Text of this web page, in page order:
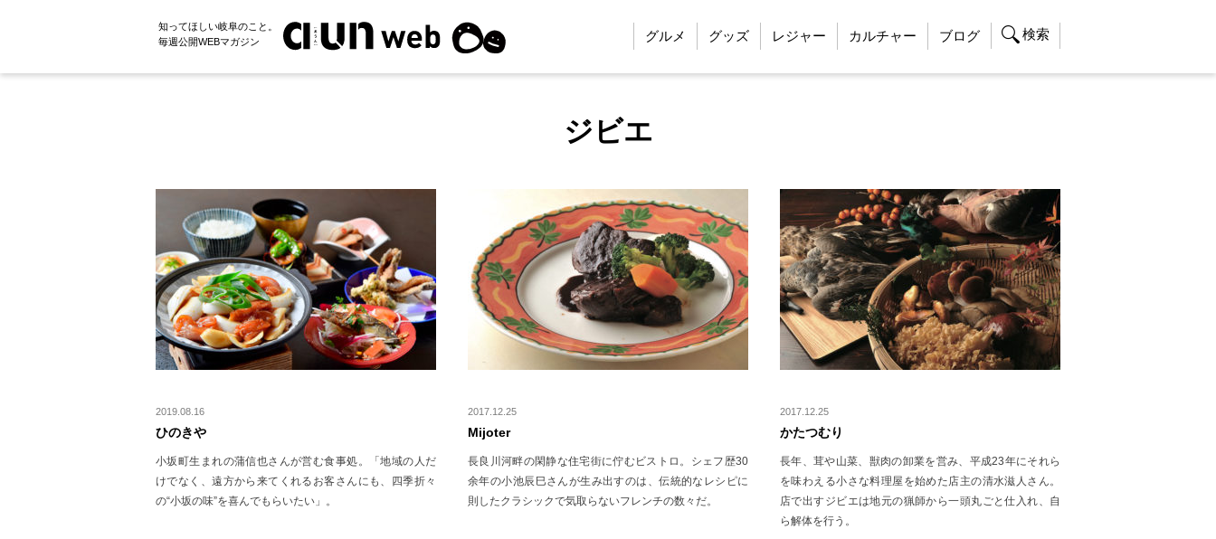
知ってほしい岐阜のこと。
毎週公開WEBマガジン
グルメ グッズ レジャー カルチャー ブログ 検索
ジビエ
2019.08.16
ひのきや
小坂町生まれの蒲信也さんが営む食事処。「地域の人だ
けでなく、遠方から来てくれるお客さんにも、四季折々
の“小坂の味”を喜んでもらいたい」。
2017.12.25
Mijoter
長良川河畔の閑静な住宅街に佇むビストロ。シェフ歴30
余年の小池辰巳さんが生み出すのは、伝統的なレシピに
則したクラシックで気取らないフレンチの数々だ。
2017.12.25
かたつむり
長年、茸や山菜、獣肉の卸業を営み、平成23年にそれら
を味わえる小さな料理屋を始めた店主の清水滋人さん。
店で出すジビエは地元の猟師から一頭丸ごと仕入れ、自
ら解体を行う。